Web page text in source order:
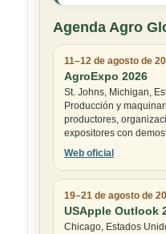
Agenda Agro
11–12 de agosto de
AgroExpo 2026
St. Johns, Michigan,
Producción y
productores,
expositores con
Web oficial
19–21 de agosto de
USApple Outlook
Chicago, Estados